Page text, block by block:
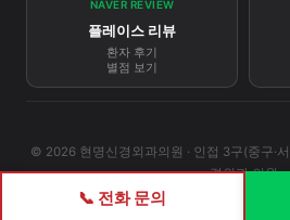
NAVER REVIEW
플레이스 리뷰
환자 후기
별점 보기
© 2026 현명신경외과의원 · 인접 3구(중구·
경외과 의원
📞 전화 문의